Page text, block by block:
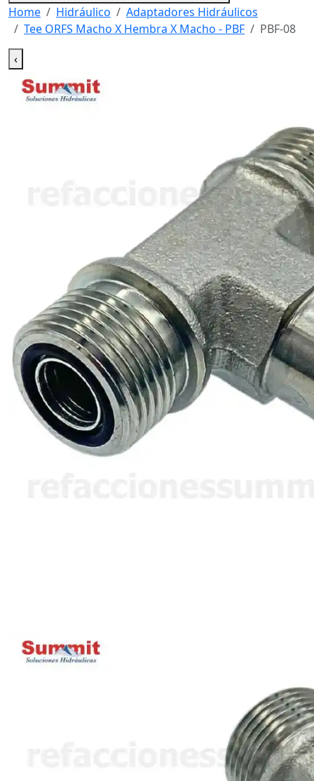
Home Hidráulico
Adaptadores Hidráulicos
Tee ORFS Macho X Hembra X Macho - PBF
PBF-08
‹